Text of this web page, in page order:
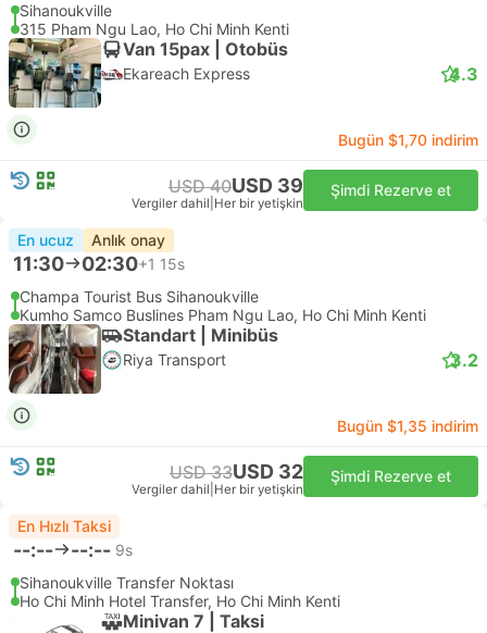
Sihanoukville
315 Pham Ngu Lao, Ho Chi Minh Kenti
Van 15pax | Otobüs
Ekareach Express 4.3
Bugün $1,70 indirim
USD 40USD 39
Vergiler dahil Her bir yetişkin
Şimdi Rezerve et
En ucuz Anlık onay
11:30 02:30+1 15s
Champa Tourist Bus Sihanoukville
Kumho Samco Buslines Pham Ngu Lao, Ho Chi Minh Kenti
Standart | Minibüs
Riya Transport 3.2
Bugün $1,35 indirim
USD 33USD 32
Vergiler dahil Her bir yetişkin
Şimdi Rezerve et
En Hızlı Taksi
--:-- --:-- 9s
Sihanoukville Transfer Noktası
Ho Chi Minh Hotel Transfer, Ho Chi Minh Kenti
Minivan 7 | Taksi